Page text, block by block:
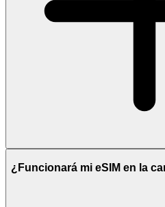
¿Funcionará mi eSIM en la